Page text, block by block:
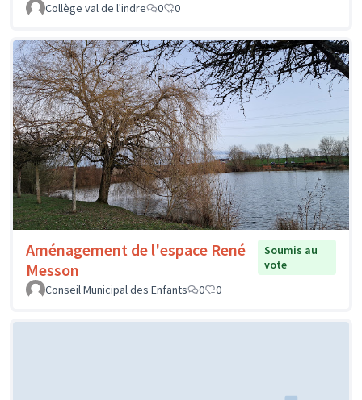
Collège val de l'indre
0 0
Aménagement de l'espace René
Messon
Soumis au
vote
Conseil Municipal des Enfants
0 0